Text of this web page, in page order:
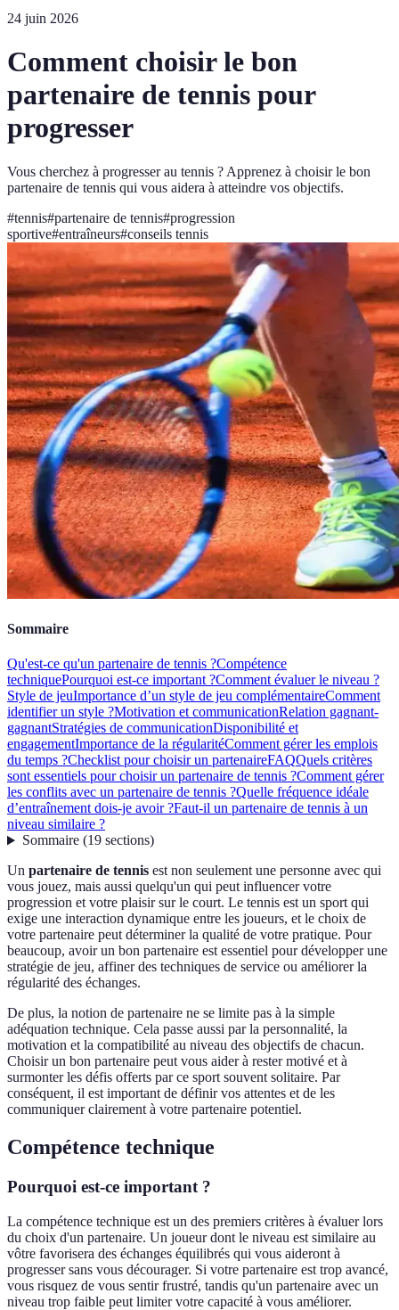
24 juin 2026
Comment choisir le bon
partenaire de tennis pour
progresser
Vous cherchez à progresser au tennis ? Apprenez à choisir le bon
partenaire de tennis qui vous aidera à atteindre vos objectifs.
#tennis#partenaire de tennis#progression
sportive#entraîneurs#conseils tennis
Sommaire
Qu'est-ce qu'un partenaire de tennis ?Compétence
techniquePourquoi est-ce important ?Comment évaluer le niveau ?
Style de jeuImportance d’un style de jeu complémentaireComment
identifier un style ?Motivation et communicationRelation gagnant-
gagnantStratégies de communicationDisponibilité et
engagementImportance de la régularitéComment gérer les emplois
du temps ?Checklist pour choisir un partenaireFAQQuels critères
sont essentiels pour choisir un partenaire de tennis ?Comment gérer
les conflits avec un partenaire de tennis ?Quelle fréquence idéale
d’entraînement dois-je avoir ?Faut-il un partenaire de tennis à un
niveau similaire ?
Sommaire(19 sections)
Un partenaire de tennis est non seulement une personne avec qui
vous jouez, mais aussi quelqu'un qui peut influencer votre
progression et votre plaisir sur le court. Le tennis est un sport qui
exige une interaction dynamique entre les joueurs, et le choix de
votre partenaire peut déterminer la qualité de votre pratique. Pour
beaucoup, avoir un bon partenaire est essentiel pour développer une
stratégie de jeu, affiner des techniques de service ou améliorer la
régularité des échanges.
De plus, la notion de partenaire ne se limite pas à la simple
adéquation technique. Cela passe aussi par la personnalité, la
motivation et la compatibilité au niveau des objectifs de chacun.
Choisir un bon partenaire peut vous aider à rester motivé et à
surmonter les défis offerts par ce sport souvent solitaire. Par
conséquent, il est important de définir vos attentes et de les
communiquer clairement à votre partenaire potentiel.
Compétence technique
Pourquoi est-ce important ?
La compétence technique est un des premiers critères à évaluer lors
du choix d'un partenaire. Un joueur dont le niveau est similaire au
vôtre favorisera des échanges équilibrés qui vous aideront à
progresser sans vous décourager. Si votre partenaire est trop avancé,
vous risquez de vous sentir frustré, tandis qu'un partenaire avec un
niveau trop faible peut limiter votre capacité à vous améliorer.